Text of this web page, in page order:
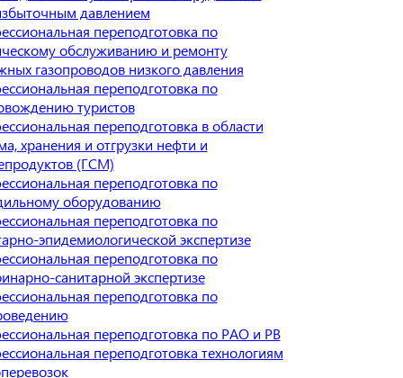
давлением
переподготовка по
обслуживанию и ремонту
газопроводов низкого давления
переподготовка по
туристов
переподготовка в области
хранения и отгрузки нефти и
(ГСМ)
переподготовка по
оборудованию
переподготовка по
эпидемиологической экспертизе
переподготовка по
санитарной экспертизе
переподготовка по
переподготовка по РАО и РВ
переподготовка технологиям